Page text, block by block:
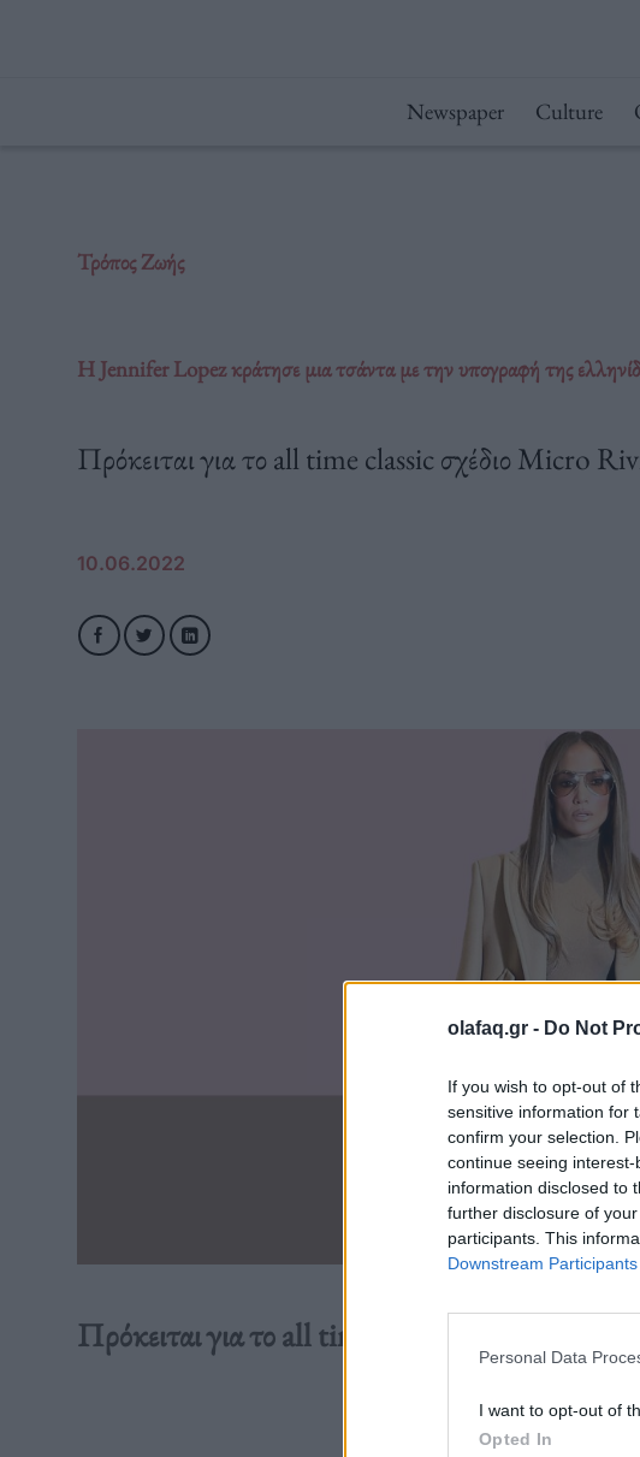
olafaq.gr - Do Not
If you wish to opt-out of
sensitive information for
confirm your selection.
continue seeing
information disclosed to
further disclosure of
participants. This
Downstream Participants
Personal Data
I want to opt-out of
Opted In
Newspaper Culture
Τρόπος Ζωής
H Jennifer Lopez κράτησε μια τσάντα με την υπογραφή της
Πρόκειται για το all time classic σχέδιο Micro
10.06.2022
Πρόκειται για το all time classic σχέδιο Micro
Διαβάστε